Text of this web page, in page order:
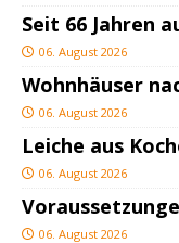
Seit 66 Jahren
06. August 2026
Wohnhäuser
06. August 2026
Leiche aus
06. August 2026
06. August 2026